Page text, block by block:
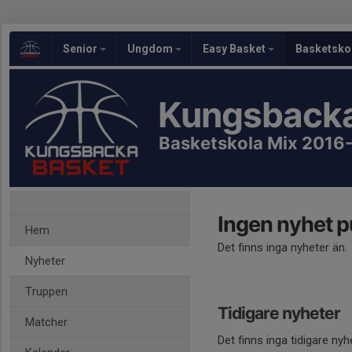
Senior Ungdom Easy Basket
Basketskola Mix
Hem
Nyheter
Truppen
Matcher
Ingen nyhet
Det finns inga nyheter än.
Tidigare nyheter
Det finns inga tidigare